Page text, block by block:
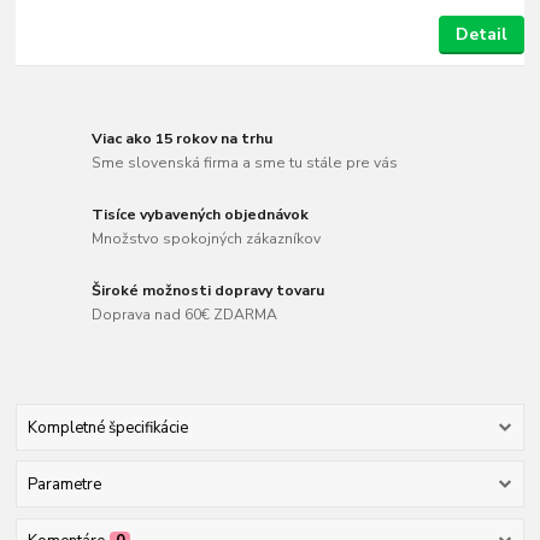
Detail
Viac ako 15 rokov na trhu
Sme slovenská firma a sme tu stále pre vás
Tisíce vybavených objednávok
Množstvo spokojných zákazníkov
Široké možnosti dopravy tovaru
Doprava nad 60€ ZDARMA
Kompletné špecifikácie
Parametre